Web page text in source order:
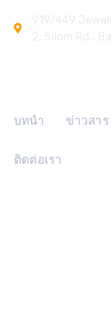
บทนำ ข่าวสาร
ติดต่อเรา